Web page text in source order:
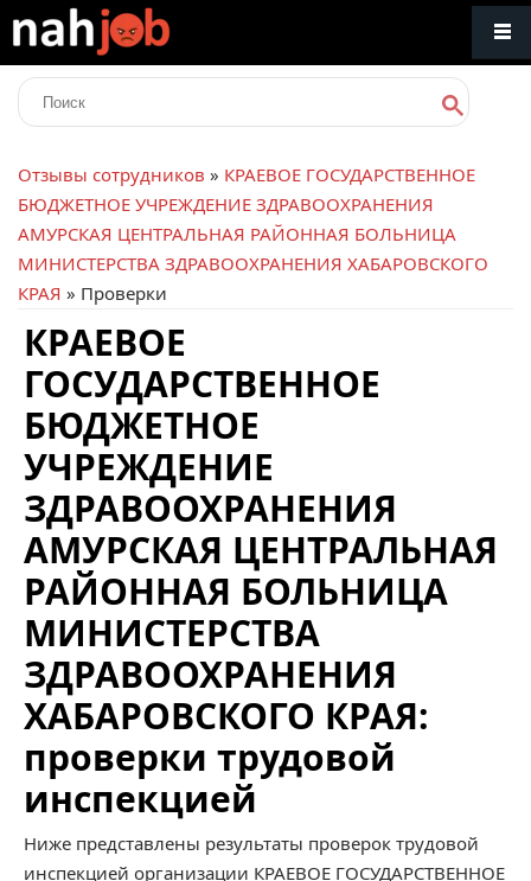
Отзывы сотрудников » КРАЕВОЕ ГОСУДАРСТВЕННОЕ
БЮДЖЕТНОЕ УЧРЕЖДЕНИЕ ЗДРАВООХРАНЕНИЯ
АМУРСКАЯ ЦЕНТРАЛЬНАЯ РАЙОННАЯ БОЛЬНИЦА
МИНИСТЕРСТВА ЗДРАВООХРАНЕНИЯ ХАБАРОВСКОГО
КРАЯ » Проверки
КРАЕВОЕ
ГОСУДАРСТВЕННОЕ
БЮДЖЕТНОЕ
УЧРЕЖДЕНИЕ
ЗДРАВООХРАНЕНИЯ
АМУРСКАЯ ЦЕНТРАЛЬНАЯ
РАЙОННАЯ БОЛЬНИЦА
МИНИСТЕРСТВА
ЗДРАВООХРАНЕНИЯ
ХАБАРОВСКОГО КРАЯ:
проверки трудовой
инспекцией
Ниже представлены результаты проверок трудовой
инспекцией организации КРАЕВОЕ ГОСУДАРСТВЕННОЕ